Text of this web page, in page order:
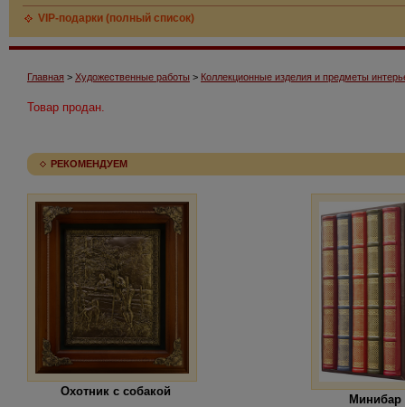
VIP-подарки (полный список)
Главная > Художественные работы > Коллекционные изделия и предметы
Товар продан.
РЕКОМЕНДУЕМ
Охотник с собакой
Минибар